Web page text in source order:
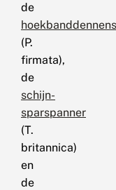
de
(P.
firmata),
de
schijn-
sparspanner
(T.
britannica)
en
de